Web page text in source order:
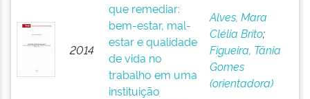
2014
que remediar:
bem-estar, mal-
estar e qualidade
de vida no
trabalho em uma
instituição
Alves, Mara
Clélia Brito;
Figueira, Tânia
Gomes
(orientadora)